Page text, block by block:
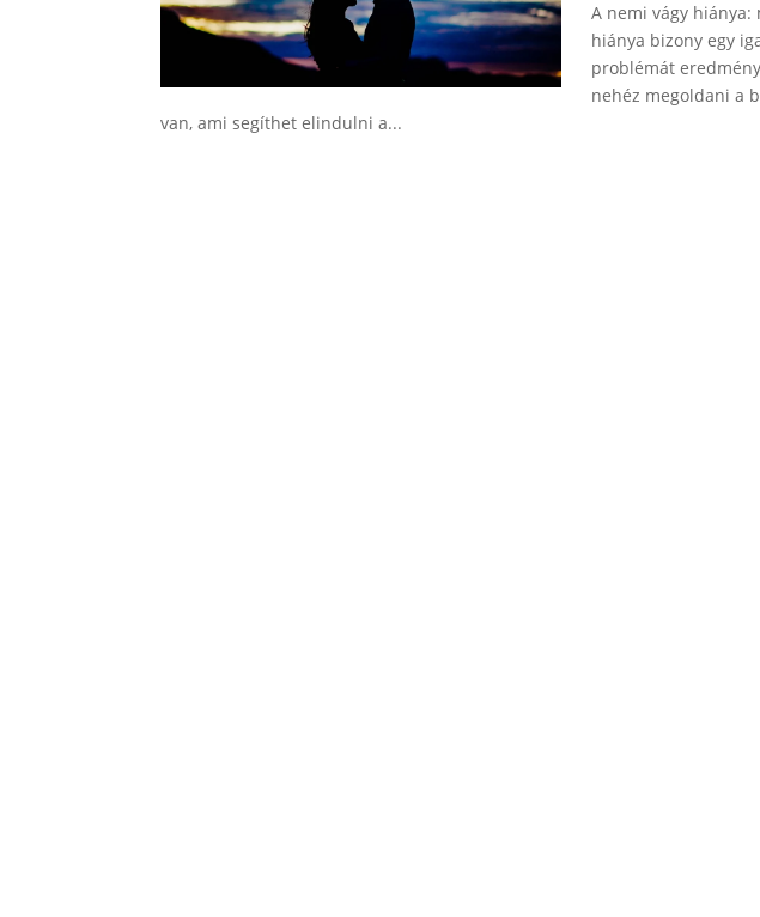
A nemi vágy hiánya:
hiánya bizony egy
problémát
nehéz megoldani a
van, ami segíthet elindulni a...